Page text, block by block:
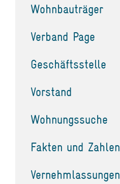
Wohnbauträger
Verband Page
Geschäftsstelle
Vorstand
Wohnungssuche
Fakten und Zahlen
Vernehmlassungen